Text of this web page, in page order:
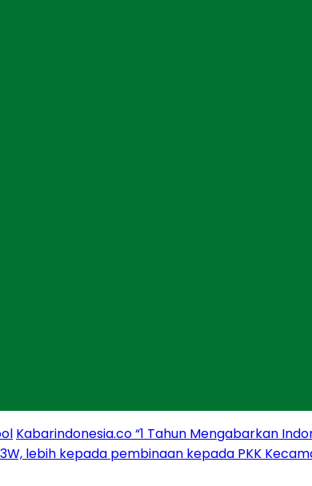
Kabarindonesia.co “1 Tahun Mengabarkan
lebih kepada pembinaan kepada PKK